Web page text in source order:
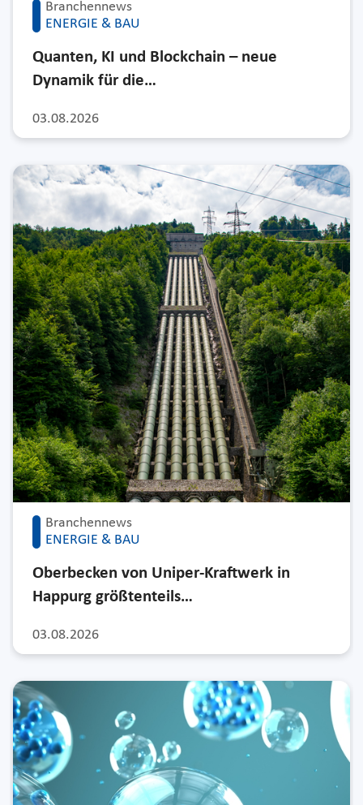
Branchennews
ENERGIE & BAU
03.08.2026
Quanten, KI und Blockchain – neue
Dynamik für die…
Branchennews
ENERGIE & BAU
03.08.2026
Oberbecken von Uniper-Kraftwerk in
Happurg größtenteils…